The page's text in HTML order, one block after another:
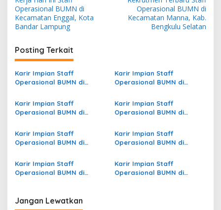
a
v
i
g
a
s
i
p
o
s
Operasional BUMN di
Kecamatan Enggal, Kota
Bandar Lampung
Operasional BUMN di
Kecamatan Manna, Kab.
Bengkulu Selatan
Posting Terkait
Karir Impian Staff
Operasional BUMN di
Sorong
Karir Impian Staff
Operasional BUMN di
Pati
Karir Impian Staff
Operasional BUMN di
Kab. Minahasa Selatan
Karir Impian Staff
Operasional BUMN di
Palopo
Karir Impian Staff
Operasional BUMN di
Mappi
Karir Impian Staff
Operasional BUMN di
Kab. Manggarai Barat
Karir Impian Staff
Operasional BUMN di
Karir Impian Staff
Operasional BUMN di
Jangan Lewatkan